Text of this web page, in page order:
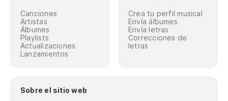
Canciones
Artistas
Álbumes
Playlists
Actualizaciones
Lanzamientos
Crea tu perfil musical
Envía álbumes
Envía letras
Correcciones de
letras
Sobre el sitio web